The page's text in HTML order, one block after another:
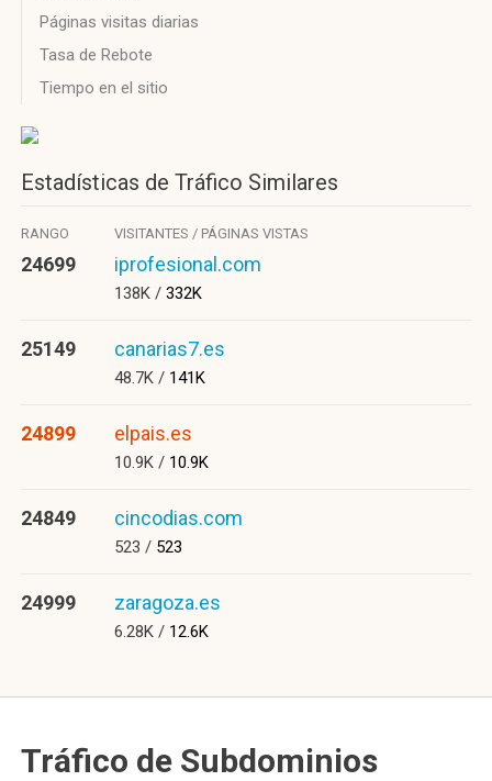
Páginas visitas diarias
Tasa de Rebote
Tiempo en el sitio
Estadísticas de Tráfico Similares
RANGO VISITANTES / PÁGINAS VISTAS
24699 iprofesional.com
138K / 332K
25149 canarias7.es
48.7K / 141K
24899 elpais.es
10.9K / 10.9K
24849 cincodias.com
523 / 523
24999 zaragoza.es
6.28K / 12.6K
Tráfico de Subdominios